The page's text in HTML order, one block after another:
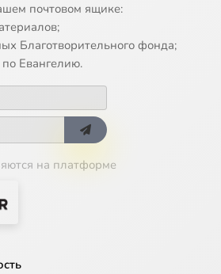
почтовом ящике:
Благотворительного фонда;
Евангелию.
на платформе